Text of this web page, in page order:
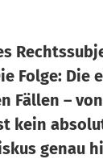
Folge: Die
Fällen –
kein
genau